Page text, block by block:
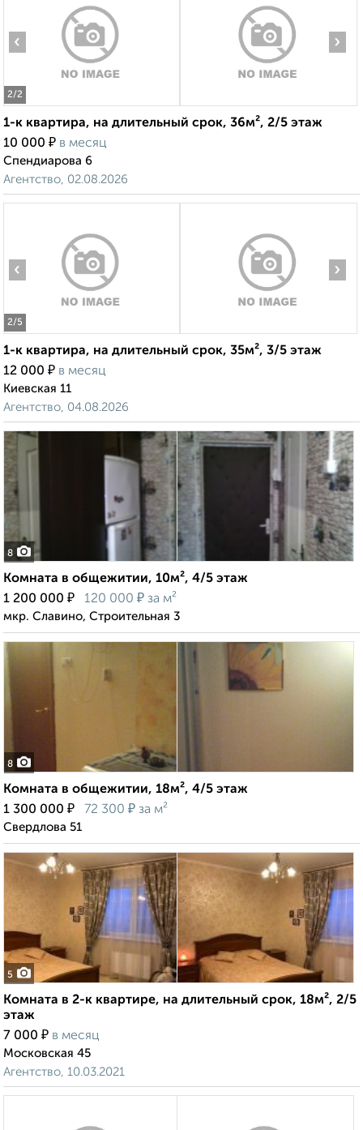
2/2
‹ ›
1-к квартира, на длительный срок, 36м², 2/5 этаж
10 000 ₽ в месяц
Спендиарова 6
Агентство, 02.08.2026
2/5
‹ ›
1-к квартира, на длительный срок, 35м², 3/5 этаж
12 000 ₽ в месяц
Киевская 11
Агентство, 04.08.2026
8
Комната в общежитии, 10м², 4/5 этаж
1 200 000 ₽ 120 000 ₽ за м²
мкр. Славино, Строительная 3
8
Комната в общежитии, 18м², 4/5 этаж
1 300 000 ₽ 72 300 ₽ за м²
Свердлова 51
5
Комната в 2-к квартире, на длительный срок, 18м², 2/5
этаж
7 000 ₽ в месяц
Московская 45
Агентство, 10.03.2021